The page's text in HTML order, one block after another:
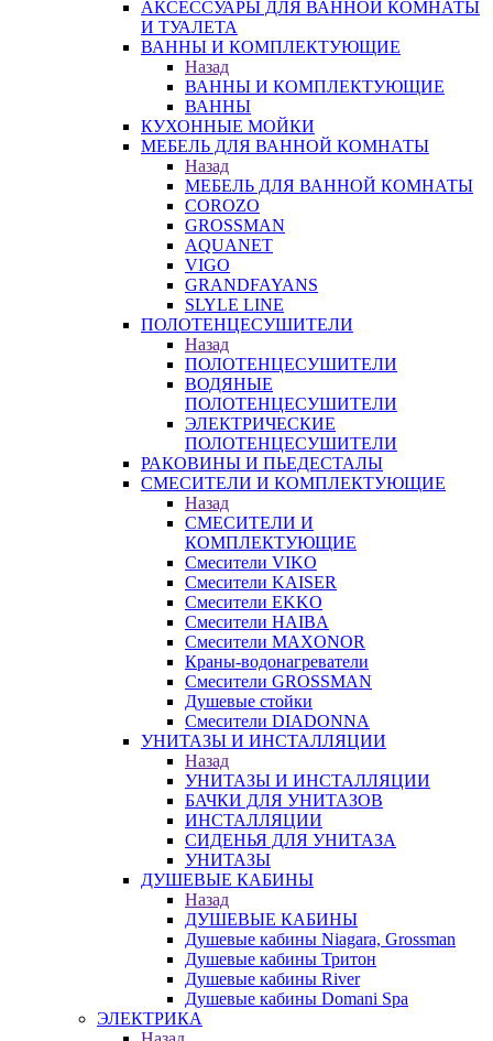
АКСЕССУАРЫ ДЛЯ ВАННОЙ КОМНАТЫ
И ТУАЛЕТА
ВАННЫ И КОМПЛЕКТУЮЩИЕ
Назад
ВАННЫ И КОМПЛЕКТУЮЩИЕ
ВАННЫ
КУХОННЫЕ МОЙКИ
МЕБЕЛЬ ДЛЯ ВАННОЙ КОМНАТЫ
Назад
МЕБЕЛЬ ДЛЯ ВАННОЙ КОМНАТЫ
COROZO
GROSSMAN
AQUANET
VIGO
GRANDFAYANS
SLYLE LINE
ПОЛОТЕНЦЕСУШИТЕЛИ
Назад
ПОЛОТЕНЦЕСУШИТЕЛИ
ВОДЯНЫЕ
ПОЛОТЕНЦЕСУШИТЕЛИ
ЭЛЕКТРИЧЕСКИЕ
ПОЛОТЕНЦЕСУШИТЕЛИ
РАКОВИНЫ И ПЬЕДЕСТАЛЫ
СМЕСИТЕЛИ И КОМПЛЕКТУЮЩИЕ
Назад
СМЕСИТЕЛИ И
КОМПЛЕКТУЮЩИЕ
Смесители VIKO
Смесители KAISER
Смесители EKKO
Смесители HAIBA
Смесители MAXONOR
Краны-водонагреватели
Смесители GROSSMAN
Душевые стойки
Смесители DIADONNA
УНИТАЗЫ И ИНСТАЛЛЯЦИИ
Назад
УНИТАЗЫ И ИНСТАЛЛЯЦИИ
БАЧКИ ДЛЯ УНИТАЗОВ
ИНСТАЛЛЯЦИИ
СИДЕНЬЯ ДЛЯ УНИТАЗА
УНИТАЗЫ
ДУШЕВЫЕ КАБИНЫ
Назад
ДУШЕВЫЕ КАБИНЫ
Душевые кабины Niagara, Grossman
Душевые кабины Тритон
Душевые кабины River
Душевые кабины Domani Spa
ЭЛЕКТРИКА